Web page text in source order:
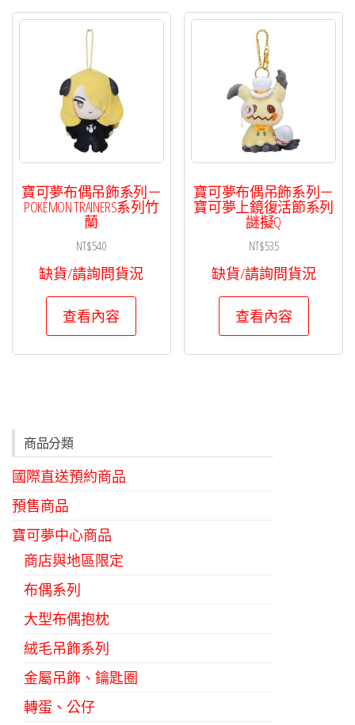
寶可夢布偶吊飾系列－
POKÉMON TRAINERS系列竹
蘭
NT$540
缺貨/請詢問貨況
查看內容
寶可夢布偶吊飾系列－
寶可夢上鏡復活節系列
謎擬Q
NT$535
缺貨/請詢問貨況
查看內容
商品分類
國際直送預約商品
預售商品
寶可夢中心商品
商店與地區限定
布偶系列
大型布偶抱枕
絨毛吊飾系列
金屬吊飾、鑰匙圈
轉蛋、公仔